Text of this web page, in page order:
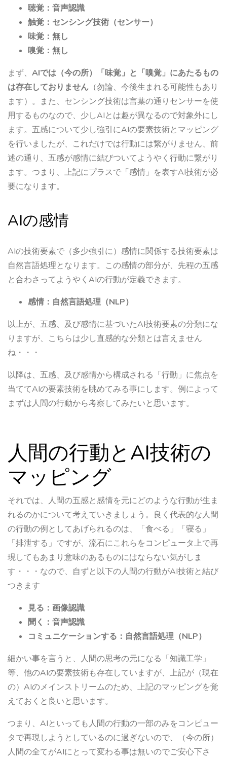
聴覚：音声認識
触覚：センシング技術（センサー）
味覚：無し
嗅覚：無し
まず、 AIでは（今の所）「味覚」と「嗅覚」にあたるもの
は存在しておりません （勿論、今後生まれる可能性もあり
ます）。また、センシング技術は言葉の通りセンサーを使
用するものなので、少しAIとは趣が異なるので対象外にし
ます。五感について少し強引にAIの要素技術とマッピング
を行いましたが、これだけでは行動には繋がりません、前
述の通り、五感が感情に結びついてようやく行動に繋がり
ます。つまり、上記にプラスで「感情」を表すAI技術が必
要になります。
AIの感情
AIの技術要素で（多少強引に）感情に関係する技術要素は
自然言語処理となります。この感情の部分が、先程の五感
と合わさってようやくAIの行動が定義できます。
感情：自然言語処理（NLP）
以上が、五感、及び感情に基づいたAI技術要素の分類にな
りますが、こちらは少し直感的な分類とは言えません
ね・・・
以降は、五感、及び感情から構成される「行動」に焦点を
当ててAIの要素技術を眺めてみる事にします。例によって
まずは人間の行動から考察してみたいと思います。
人間の行動とAI技術の
マッピング
それでは、人間の五感と感情を元にどのような行動が生ま
れるのかについて考えていきましょう。良く代表的な人間
の行動の例としてあげられるのは、「食べる」「寝る」
「排泄する」ですが、流石にこれらをコンピュータ上で再
現してもあまり意味のあるものにはならない気がしま
す・・・なので、自ずと以下の人間の行動がAI技術と結び
つきます
見る：画像認識
聞く：音声認識
コミュニケーションする：自然言語処理（NLP）
細かい事を言うと、人間の思考の元になる「知識工学」
等、他のAIの要素技術も存在していますが、上記が（現在
の）AIのメインストリームのため、上記のマッピングを覚
えておくと良いと思います。
つまり、AIといっても人間の行動の一部のみをコンピュー
タで再現しようとしているのに過ぎないので、（今の所）
人間の全てがAIにとって変わる事は無いのでご安心下さ